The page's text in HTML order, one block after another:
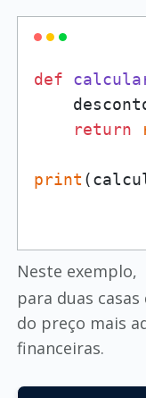
def
return
print
Neste exemplo,
para duas
do preço mais
financeiras.